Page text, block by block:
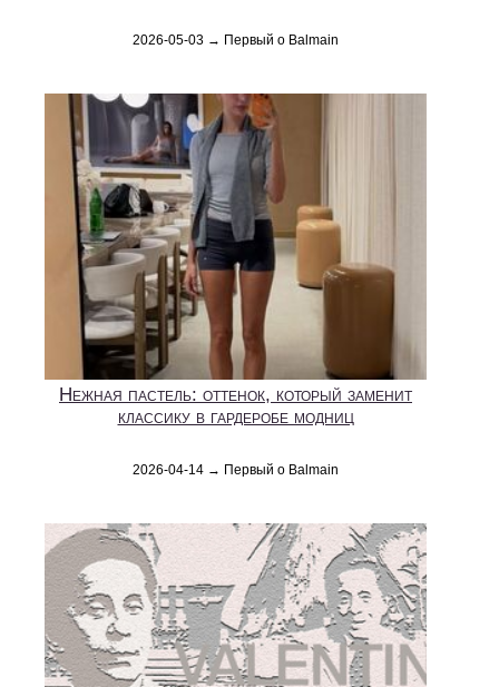
2026-05-03 → Первый о Balmain
Нежная пастель: оттенок, который заменит
классику в гардеробе модниц
2026-04-14 → Первый о Balmain